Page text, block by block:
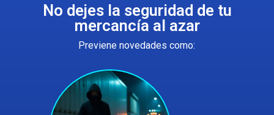
No dejes la seguridad de tu
mercancía al azar
Previene novedades como: